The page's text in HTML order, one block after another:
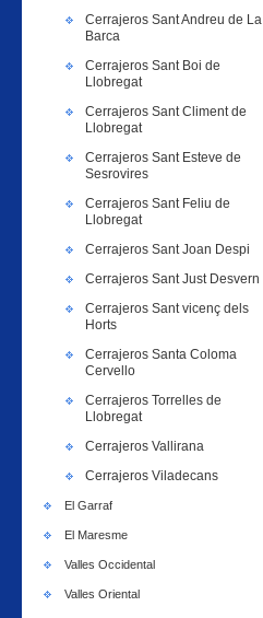
Cerrajeros Sant Andreu de La
Barca
Cerrajeros Sant Boi de
Llobregat
Cerrajeros Sant Climent de
Llobregat
Cerrajeros Sant Esteve de
Sesrovires
Cerrajeros Sant Feliu de
Llobregat
Cerrajeros Sant Joan Despi
Cerrajeros Sant Just Desvern
Cerrajeros Sant vicenç dels
Horts
Cerrajeros Santa Coloma
Cervello
Cerrajeros Torrelles de
Llobregat
Cerrajeros Vallirana
Cerrajeros Viladecans
El Garraf
El Maresme
Valles Occidental
Valles Oriental